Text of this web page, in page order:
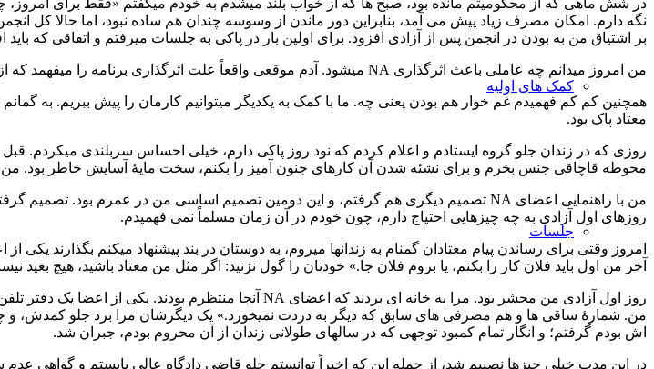
کمک های اولیه
جلسات
بر اشتياق من به بودن در انجمن پس از آزادی افزود. برای اولين بار در پاكی به جلسات ميرفتم و اتفاقی كه بايد
من امروز ميدانم چه عاملی باعث اثرگذاری NA ميشود. آدم موقعی واقعاً علت اثرگذاری برنامه را ميفهمد كه از هر نوع مادۀ نشئگی آور مطلقاً پرهيز كند.
همچنين كم كم فهميدم غم خوار هم بودن يعنی چه. ما با كمک به يكديگر ميتوانيم كارمان را پيش ببريم. به
معتاد پاک بود.
محوطه قاچاقی جنس بخرم و برای نشئه شدن آن كارهای جنون آميز را بكنم، سخت مايۀ آسايش خاطر بود. من
روزهای اول آزادی به چه چيزهايی احتياج دارم، چون خودم در آن زمان مسلماً نمی فهميدم.
آخر من اول بايد فلان كار را بكنم، يا بروم فلان جا.» خودتان را گول نزنيد: اگر مثل من معتاد باشيد، هيچ بعيد
من. شمارۀ ساقی ها و هم مصرفی های سابق كه ديگر به دردت نميخورد.» يک ديگرشان مرا برد جلو كمدش، و
اش بودم گرفتم؛ و انگار تمام كمبود توجهی كه در سالهای طولانی زندان از آن محروم بودم، جبران شد.
در اين مدت خيلی چيزها نصيبم شد، از جمله اين كه اخيراً توانستم جلو قاضی دادگاه عالی بايستم و گواهی